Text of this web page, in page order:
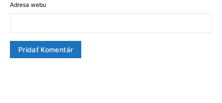
Adresa webu